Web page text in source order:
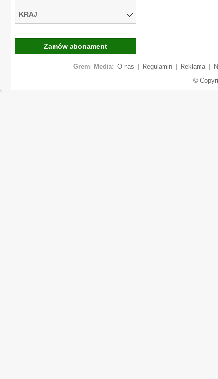
KRAJ
Zamów abonament
Gremi Media: O nas Regulamin Reklama
©